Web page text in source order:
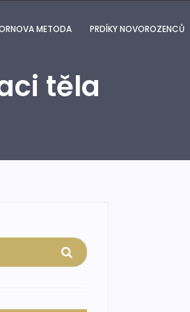
METODA PRDÍKY NOVOROZENCŮ
těla